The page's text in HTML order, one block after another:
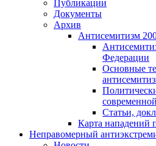
Публикации
Документы
Архив
Антисемитизм
Федерации
Основные
Статьи,
Карта нападений
Неправомерный